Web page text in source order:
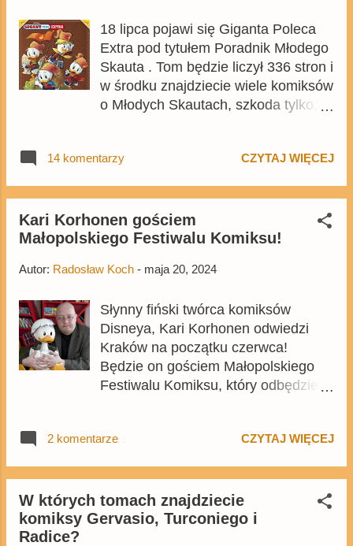
18 lipca pojawi się Giganta Poleca
Extra pod tytułem Poradnik Młodego
Skauta . Tom będzie liczył 336 stron i
w środku znajdziecie wiele komiksów
o Młodych Skautach, szkoda tylko,
kosztowało 29,99 zł , czyli 2 zł więcej
Publikacja będzie oparta na tomie
Lustiges Taschenbuch Enten-Edition
, niemieckiej serii poświęconej
14 komentarzy CZYTAJ WIĘCEJ
Kari Korhonen gościem
Małopolskiego Festiwalu Komiksu!
Autor: Radosław Koch - maja 20, 2024
Słynny fiński twórca komiksów
Disneya, Kari Korhonen odwiedzi
Kraków na początku czerwca!
Będzie on gościem Małopolskiego
Festiwalu Komiksu, który odbędzie
w Krakowie. Cały program
2 komentarze CZYTAJ WIĘCEJ
W których tomach znajdziecie
komiksy Gervasio, Turconiego i
Radice?